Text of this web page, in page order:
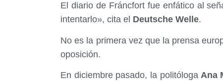
El diario de Fráncfort fue enfático al
intentarlo», cita el Deutsche Welle.
No es la primera vez que la prensa
oposición.
En diciembre pasado, la politólogaAna